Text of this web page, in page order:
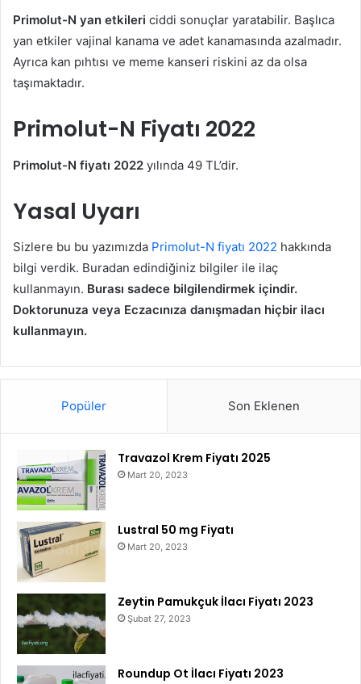
Primolut-N yan etkileri ciddi sonuçlar yaratabilir. Başlıca
yan etkiler vajinal kanama ve adet kanamasında azalmadır.
Ayrıca kan pıhtısı ve meme kanseri riskini az da olsa
taşımaktadır.
Primolut-N Fiyatı 2022
Primolut-N fiyatı 2022 yılında 49 TL’dir.
Yasal Uyarı
Sizlere bu bu yazımızda Primolut-N fiyatı 2022 hakkında
bilgi verdik. Buradan edindiğiniz bilgiler ile ilaç
kullanmayın. Burası sadece bilgilendirmek içindir.
Doktorunuza veya Eczacınıza danışmadan hiçbir ilacı
kullanmayın.
Popüler Son Eklenen
Travazol Krem Fiyatı 2025
Mart 20, 2023
Lustral 50 mg Fiyatı
Mart 20, 2023
Zeytin Pamukçuk İlacı Fiyatı 2023
Şubat 27, 2023
Roundup Ot İlacı Fiyatı 2023